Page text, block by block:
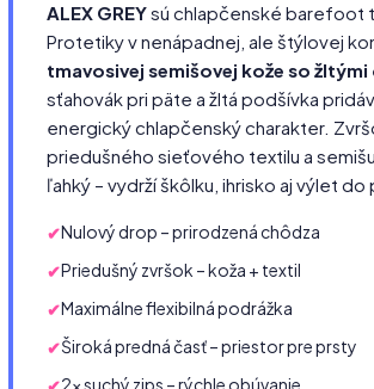
ALEX GREYsú chlapčenské barefoot
Protetiky v nenápadnej, ale štýlovej
tmavosivej semišovej kože so
sťahovák pri päte a žltá podšívka
energický chlapčenský charakter.
priedušného sieťového textilu a
ľahký – vydrží škôlku, ihrisko aj výlet do
Nulový drop – prirodzená chôdza
Priedušný zvršok – koža + textil
Maximálne flexibilná podrážka
Široká predná časť – priestor pre prsty
2× suchý zips – rýchle obúvanie